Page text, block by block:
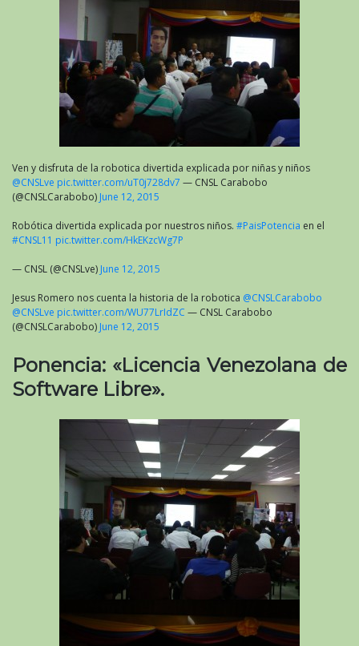
Ven y disfruta de la robotica divertida explicada por niñas y niños
@CNSLve pic.twitter.com/uT0j728dv7 — CNSL Carabobo
(@CNSLCarabobo) June 12, 2015
Robótica divertida explicada por nuestros niños. #PaisPotencia en el
#CNSL11 pic.twitter.com/HkEKzcWg7P
— CNSL (@CNSLve) June 12, 2015
Jesus Romero nos cuenta la historia de la robotica @CNSLCarabobo
@CNSLve pic.twitter.com/WU77LrIdZC — CNSL Carabobo
(@CNSLCarabobo) June 12, 2015
Ponencia: «Licencia Venezolana de
Software Libre».